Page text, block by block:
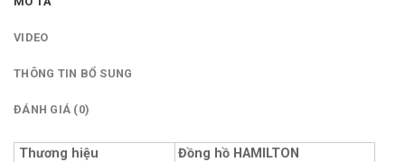
VIDEO
THÔNG TIN BỔ SUNG
ĐÁNH GIÁ (0)
Thương hiệu
Đồng hồ HAMILTON